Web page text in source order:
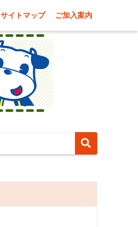
サイトマップ ご加入案内